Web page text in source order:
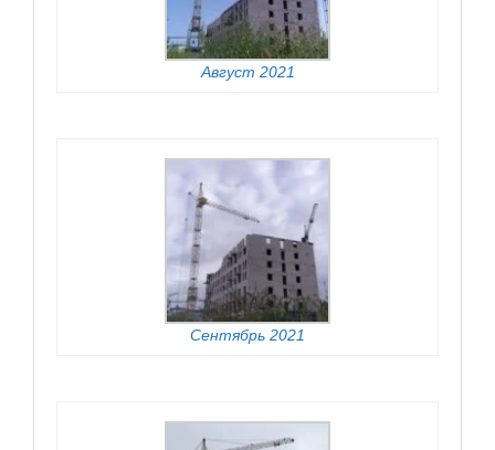
Август 2021
Сентябрь 2021